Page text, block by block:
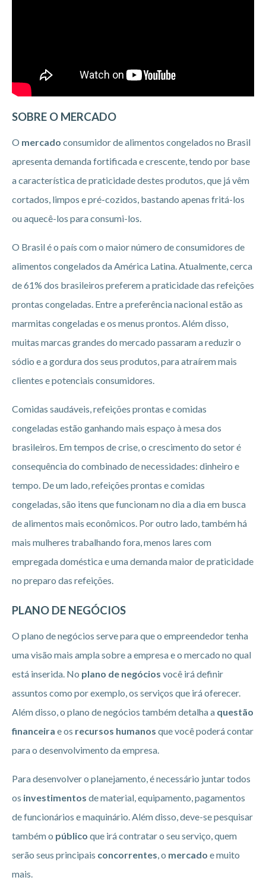
SOBRE O MERCADO
O mercado consumidor de alimentos congelados no Brasil
apresenta demanda fortificada e crescente, tendo por base
a característica de praticidade destes produtos, que já vêm
cortados, limpos e pré-cozidos, bastando apenas fritá-los
ou aquecê-los para consumi-los.
O Brasil é o país com o maior número de consumidores de
alimentos congelados da América Latina. Atualmente, cerca
de 61% dos brasileiros preferem a praticidade das refeições
prontas congeladas. Entre a preferência nacional estão as
marmitas congeladas e os menus prontos. Além disso,
muitas marcas grandes do mercado passaram a reduzir o
sódio e a gordura dos seus produtos, para atraírem mais
clientes e potenciais consumidores.
Comidas saudáveis, refeições prontas e comidas
congeladas estão ganhando mais espaço à mesa dos
brasileiros. Em tempos de crise, o crescimento do setor é
consequência do combinado de necessidades: dinheiro e
tempo. De um lado, refeições prontas e comidas
congeladas, são itens que funcionam no dia a dia em busca
de alimentos mais econômicos. Por outro lado, também há
mais mulheres trabalhando fora, menos lares com
empregada doméstica e uma demanda maior de praticidade
no preparo das refeições.
PLANO DE NEGÓCIOS
O plano de negócios serve para que o empreendedor tenha
uma visão mais ampla sobre a empresa e o mercado no qual
está inserida. No plano de negócios você irá definir
assuntos como por exemplo, os serviços que irá oferecer.
Além disso, o plano de negócios também detalha a questão
financeira e os recursos humanos que você poderá contar
para o desenvolvimento da empresa.
Para desenvolver o planejamento, é necessário juntar todos
os investimentos de material, equipamento, pagamentos
de funcionários e maquinário. Além disso, deve-se pesquisar
também o público que irá contratar o seu serviço, quem
serão seus principais concorrentes , o mercado e muito
mais.